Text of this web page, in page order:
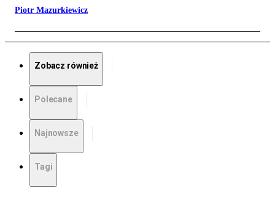
Piotr Mazurkiewicz
Zobacz również
Polecane
Najnowsze
Tagi